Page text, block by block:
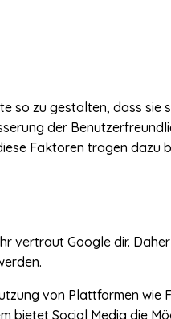
so zu gestalten, dass sie
der
Faktoren tragen dazu
vertraut Google dir.
von Plattformen wie
bietet Social Media die